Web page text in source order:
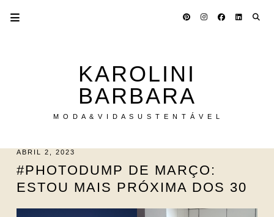
KAROLINI
BARBARA
M O D A & V I D A S U S T E N T Á V E L
ABRIL 2, 2023
#PHOTODUMP DE MARÇO:
ESTOU MAIS PRÓXIMA DOS 30